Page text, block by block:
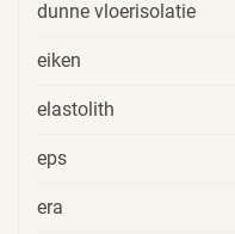
dunne vloerisolatie
eiken
elastolith
eps
era